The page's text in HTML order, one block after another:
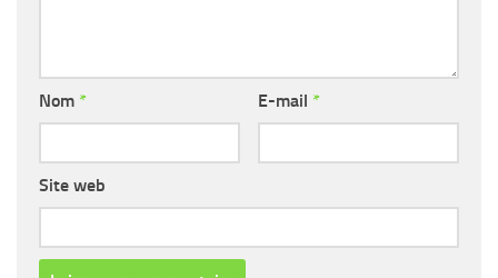
Nom * E-mail *
Site web